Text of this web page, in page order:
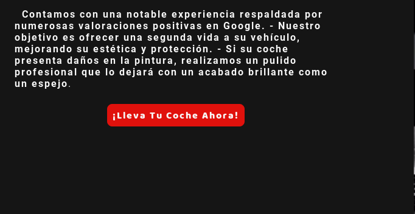
Contamos con una notable experiencia respaldada por
numerosas valoraciones positivas en Google. - Nuestro
objetivo es ofrecer una segunda vida a su vehículo,
mejorando su estética y protección. - Si su coche
presenta daños en la pintura, realizamos un pulido
profesional que lo dejará con un acabado brillante como
un espejo.
¡Lleva Tu Coche Ahora!